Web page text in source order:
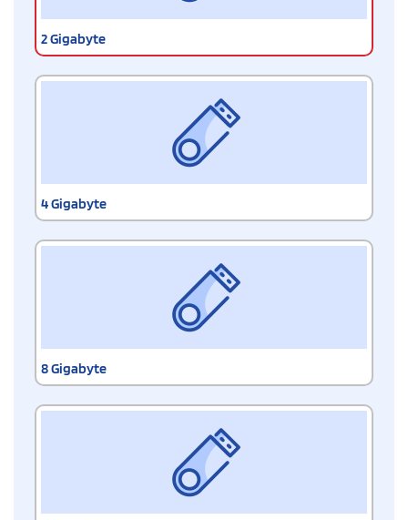
2 Gigabyte
4 Gigabyte
8 Gigabyte